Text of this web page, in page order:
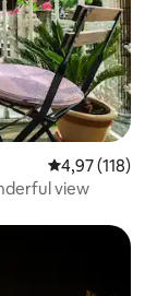
4,97 de uma
4,97 (118)
view